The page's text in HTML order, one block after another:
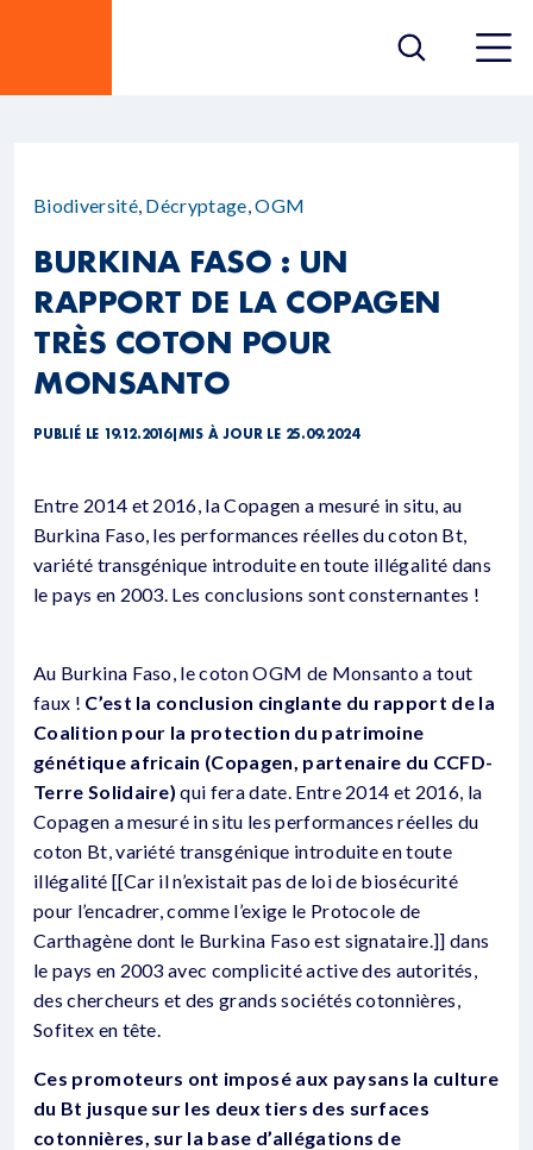
Biodiversité, Décryptage,OGM
BURKINA FASO : UN
RAPPORT DE LA COPAGEN
TRÈS COTON POUR
MONSANTO
PUBLIÉ LE 19.12.2016| MIS À JOUR LE 25.09.2024
Entre 2014 et 2016, la Copagen a mesuré in situ, au
Burkina Faso, les performances réelles du coton Bt,
variété transgénique introduite en toute illégalité dans
le pays en 2003. Les conclusions sont consternantes !
Au Burkina Faso, le coton OGM de Monsanto a tout
faux ! C’est la conclusion cinglante du rapport de la
Coalition pour la protection du patrimoine
génétique africain (Copagen, partenaire du CCFD-
Terre Solidaire)qui fera date. Entre 2014 et 2016, la
Copagen a mesuré in situ les performances réelles du
coton Bt, variété transgénique introduite en toute
illégalité [[Car il n’existait pas de loi de biosécurité
pour l’encadrer, comme l’exige le Protocole de
Carthagène dont le Burkina Faso est signataire.]] dans
le pays en 2003 avec complicité active des autorités,
des chercheurs et des grands sociétés cotonnières,
Sofitex en tête.
Ces promoteurs ont imposé aux paysans la culture
du Bt jusque sur les deux tiers des surfaces
cotonnières, sur la base d’allégations de